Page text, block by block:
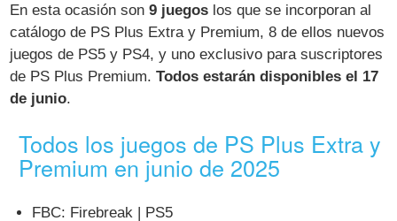
En esta ocasión son9 juegos los que se incorporan al
catálogo de PS Plus Extra y Premium, 8 de ellos nuevos
juegos de PS5 y PS4, y uno exclusivo para suscriptores
de PS Plus Premium.Todos estarán disponibles el 17
de junio.
Todos los juegos de PS Plus Extra y
Premium en junio de 2025
FBC: Firebreak | PS5